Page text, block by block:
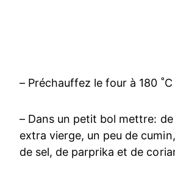
– Préchauffez le four à 180 ˚C
– Dans un petit bol mettre: de
extra vierge, un peu de
de sel, de parprika et de